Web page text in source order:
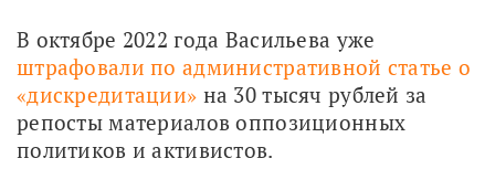
штрафовали по административной статье о
«дискредитации» на 30 тысяч рублей за
репосты материалов оппозиционных
политиков и активистов.